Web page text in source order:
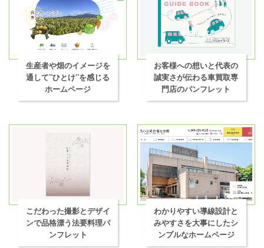
生産者や畑のイメージを
通して”ひとけ”を感じる
ホームページ
お客様への想いと代表の
誠実さが伝わる車買取専
門店のパンフレット
こだわった撮影とデザイ
ンで品格漂う法要料理パ
ンフレット
わかりやすい導線設計と
みやすさを大事にしたシ
ンプルなホームページ